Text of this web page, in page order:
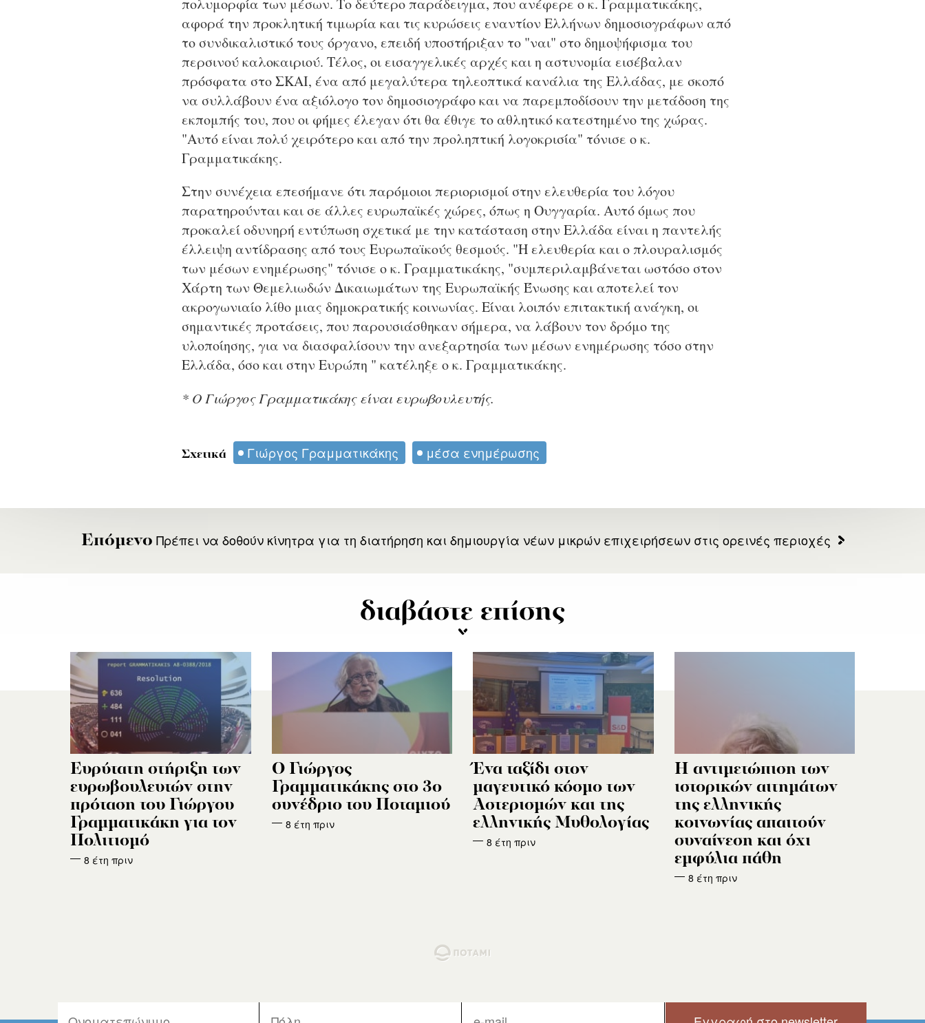
πολυμορφία των μέσων. Το δεύτερο παράδειγμα, που ανέφερε ο κ. Γραμματικάκης,
αφορά την προκλητική τιμωρία και τις κυρώσεις εναντίον Ελλήνων δημοσιογράφων από
το συνδικαλιστικό τους όργανο, επειδή υποστήριξαν το "ναι" στο δημοψήφισμα του
περσινού καλοκαιριού. Τέλος, οι εισαγγελικές αρχές και η αστυνομία εισέβαλαν
πρόσφατα στο ΣΚΑΙ, ένα από μεγαλύτερα τηλεοπτικά κανάλια της Ελλάδας, με σκοπό
να συλλάβουν ένα αξιόλογο τον δημοσιογράφο και να παρεμποδίσουν την μετάδοση της
εκπομπής του, που οι φήμες έλεγαν ότι θα έθιγε το αθλητικό κατεστημένο της χώρας.
"Αυτό είναι πολύ χειρότερο και από την προληπτική λογοκρισία" τόνισε ο κ.
Γραμματικάκης.
Στην συνέχεια επεσήμανε ότι παρόμοιοι περιορισμοί στην ελευθερία του λόγου
παρατηρούνται και σε άλλες ευρωπαϊκές χώρες, όπως η Ουγγαρία. Αυτό όμως που
προκαλεί οδυνηρή εντύπωση σχετικά με την κατάσταση στην Ελλάδα είναι η παντελής
έλλειψη αντίδρασης από τους Ευρωπαϊκούς θεσμούς. "Η ελευθερία και ο πλουραλισμός
των μέσων ενημέρωσης" τόνισε ο κ. Γραμματικάκης, "συμπεριλαμβάνεται ωστόσο στον
Χάρτη των Θεμελιωδών Δικαιωμάτων της Ευρωπαϊκής Ένωσης και αποτελεί τον
ακρογωνιαίο λίθο μιας δημοκρατικής κοινωνίας. Είναι λοιπόν επιτακτική ανάγκη, οι
σημαντικές προτάσεις, που παρουσιάσθηκαν σήμερα, να λάβουν τον δρόμο της
υλοποίησης, για να διασφαλίσουν την ανεξαρτησία των μέσων ενημέρωσης τόσο στην
Ελλάδα, όσο και στην Ευρώπη " κατέληξε ο κ. Γραμματικάκης.
* Ο Γιώργος Γραμματικάκης είναι ευρωβουλευτής.
Σχετικά Γιώργος Γραμματικάκης μέσα ενημέρωσης
Επόμενο Πρέπει να δοθούν κίνητρα για τη διατήρηση και δημιουργία νέων μικρών επιχειρήσεων στις ορεινές περιοχές
διαβάστε επίσης
Ευρύτατη στήριξη των
ευρωβουλευτών στην
πρόταση του Γιώργου
Γραμματικάκη για τον
Πολιτισμό
8 έτη πριν
Ο Γιώργος
Γραμματικάκης στο 3ο
συνέδριο του Ποταμιού
8 έτη πριν
Ένα ταξίδι στον
μαγευτικό κόσμο των
Αστερισμών και της
ελληνικής Μυθολογίας
8 έτη πριν
Η αντιμετώπιση των
ιστορικών αιτημάτων
της ελληνικής
κοινωνίας απαιτούν
συναίνεση και όχι
εμφύλια πάθη
8 έτη πριν